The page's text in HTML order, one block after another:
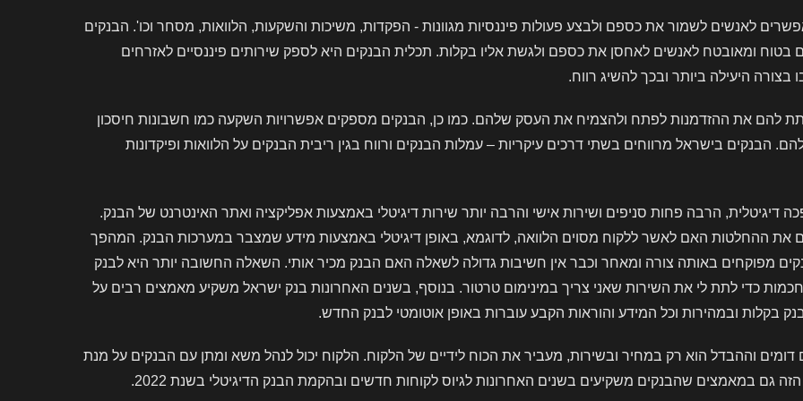
לאנשים לשמור את כספם ולבצע פעולות פיננסיות מגוונות - הפקדות, משיכות והשקעות, הלוואות, מסחר וכו'. הבנקים
ומאובטח לאנשים לאחסן את כספם ולגשת אליו בקלות. תכלית הבנקים היא לספק שירותים פיננסיים לאזרחים
היעילה ביותר ובכך להשיג רווח.
לתת להם את ההזדמנות לפתח ולהצמיח את העסק שלהם. כמו כן, הבנקים מספקים אפשרויות השקעה כמו חשבונות חיסכון
בישראל מרווחים בשתי דרכים עיקריות – עמלות הבנקים ורווח בגין ריבית הבנקים על הלוואות ופיקדונות
הרבה פחות סניפים ושירות אישי והרבה יותר שירות דיגיטלי באמצעות אפליקציה ואתר האינטרנט של הבנק.
את ההחלטות האם לאשר ללקוח מסוים הלוואה, לדוגמא, באופן דיגיטלי באמצעות מידע שמצבר במערכות הבנק. המהפך
מפוקחים באותה צורה ומאחר וכבר אין חשיבות גדולה לשאלה האם הבנק מכיר אותי. השאלה החשובה יותר היא לבנק
כדי לתת לי את השירות שאני צריך במינימום טרטור. בנוסף, בשנים האחרונות בנק ישראל משקיע מאמצים רבים על
בקלות ובמהירות וכל המידע והוראות הקבע עוברות באופן אוטומטי לבנק החדש.
וההבדל הוא רק במחיר ובשירות, מעביר את הכוח לידיים של הלקוח. הלקוח יכול לנהל משא ומתן עם הבנקים על מנת
גם במאמצים שהבנקים משקיעים בשנים האחרונות לגיוס לקוחות חדשים ובהקמת הבנק הדיגיטלי בשנת 2022.